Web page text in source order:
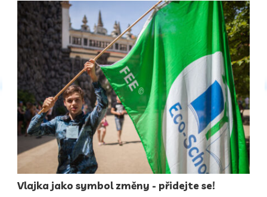
Vlajka jako symbol změny - přidejte se!